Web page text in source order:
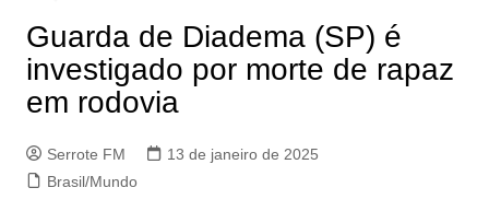
Guarda de Diadema (SP) é
investigado por morte de rapaz
em rodovia
Serrote FM
13 de janeiro de 2025
Brasil/Mundo